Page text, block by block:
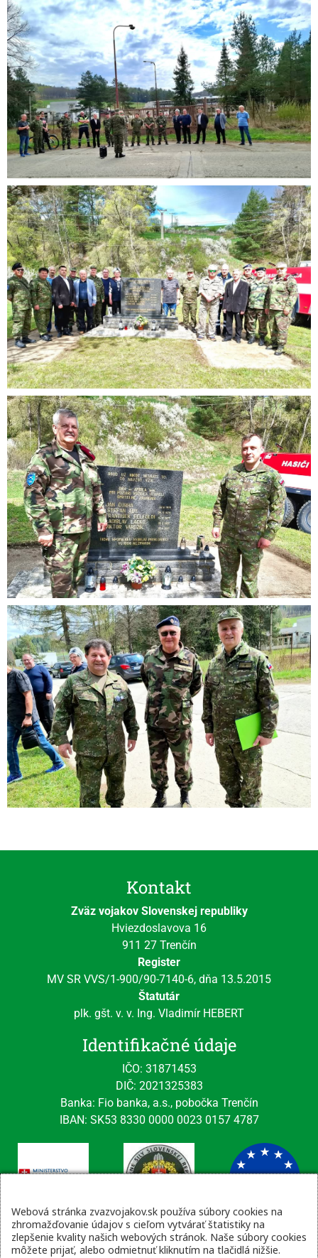
Kontakt
Zväz vojakov Slovenskej republiky
Hviezdoslavova 16
911 27 Trenčín
Register
MV SR VVS/1-900/90-7140-6, dňa 13.5.2015
Štatutár
plk. gšt. v. v. Ing. Vladimír HEBERT
Identifikačné údaje
IČO: 31871453
DIČ: 2021325383
Banka: Fio banka, a.s., pobočka Trenčín
IBAN: SK53 8330 0000 0023 0157 4787
Kontaktné údaje
Webová stránka zvazvojakov.sk používa súbory cookies na
zhromažďovanie údajov s cieľom vytvárať štatistiky na
zlepšenie kvality našich webových stránok. Naše súbory cookies
môžete prijať, alebo odmietnuť kliknutím na tlačidlá nižšie.